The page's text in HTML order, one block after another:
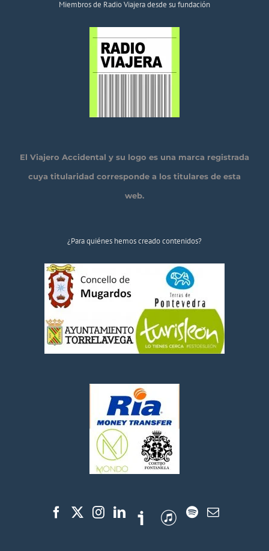
Miembros de Radio Viajera desde su fundación
El Viajero Accidental y su logo es una marca registrada
cuya titularidad corresponde a los titulares de esta
web.
¿Para quiénes hemos creado contenidos?